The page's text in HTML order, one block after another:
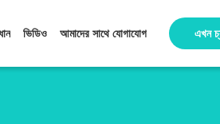
ভিডিও আমাদের সাথে যোগাযোগ এখন